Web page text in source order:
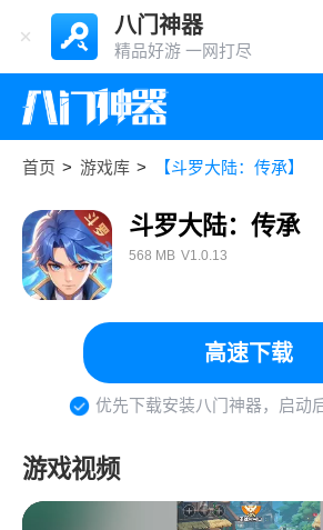
八门神器
精品好游 一网打尽
首页 > 游戏库 > 【斗罗大陆：传承】
斗罗大陆：传承
568 MB V1.0.13
高速下载
优先下载安装八门神器，启动
游戏视频